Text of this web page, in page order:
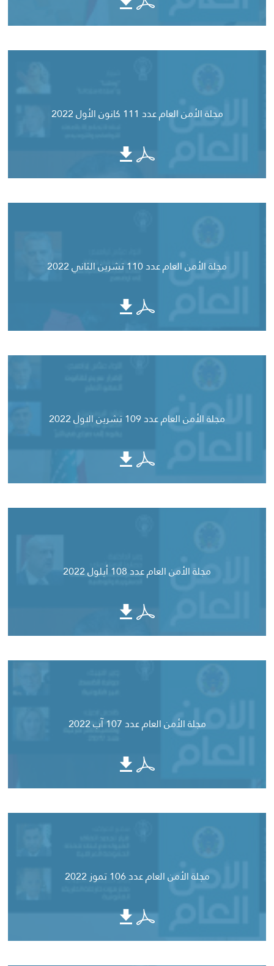
مجلة الأمن العام عدد 111 كانون الأول 2022
مجلة الأمن العام عدد 110 تشرين الثاني 2022
مجلة الأمن العام عدد 109 تشرين الاول 2022
مجلة الأمن العام عدد 108 أيلول 2022
مجلة الأمن العام عدد 107 آب 2022
مجلة الأمن العام عدد 106 تموز 2022